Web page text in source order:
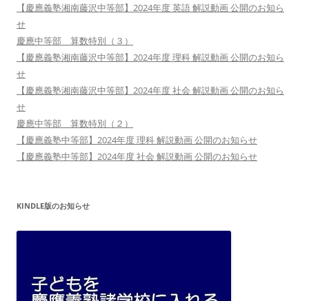
【慶應義塾湘南藤沢中等部】2024年度 英語 解説動画 公開のお知ら
せ
慶應中等部 算数特別（３）
【慶應義塾湘南藤沢中等部】2024年度 理科 解説動画 公開のお知ら
せ
【慶應義塾湘南藤沢中等部】2024年度 社会 解説動画 公開のお知ら
せ
慶應中等部 算数特別（２）
【慶應義塾中等部】2024年度 理科 解説動画 公開のお知らせ
【慶應義塾中等部】2024年度 社会 解説動画 公開のお知らせ
KINDLE版のお知らせ